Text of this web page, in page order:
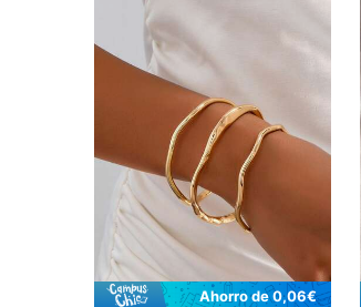
Ahorro de 0,06€